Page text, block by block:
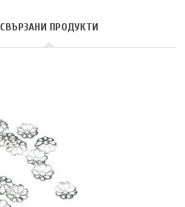
СВЪРЗАНИ ПРОДУКТИ